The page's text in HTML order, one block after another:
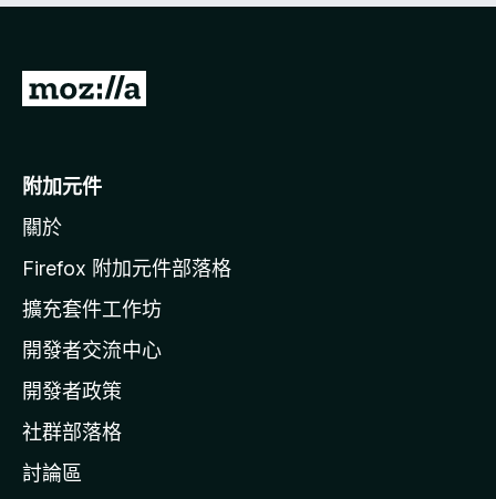
前
o
i
l
a
官
網
附加元件
關於
Firefox 附加元件部落格
擴充套件工作坊
開發者交流中心
開發者政策
社群部落格
討論區